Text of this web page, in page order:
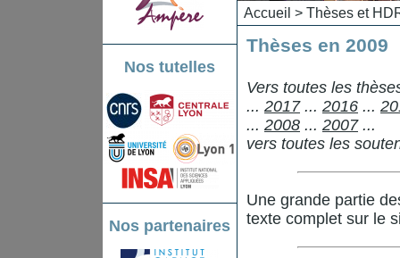
Nos tutelles
Nos partenaires
Accueil > Thèses et
Thèses en 2009
Vers toutes les
... 2017... 2016 ...
... 2008 ... 2007...
vers toutes les
Une grande partie
texte complet sur le